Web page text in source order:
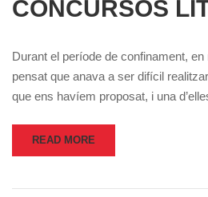
CONCURSOS
Durant el període de confinament,
pensat que anava a ser difícil
que ens havíem proposat, i una
READ MORE